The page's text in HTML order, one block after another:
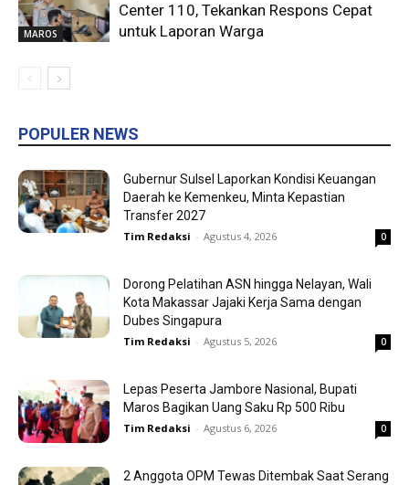
MAROS
Center 110, Tekankan Respons Cepat
untuk Laporan Warga
POPULER NEWS
Gubernur Sulsel Laporkan Kondisi Keuangan
Daerah ke Kemenkeu, Minta Kepastian
Transfer 2027
Tim Redaksi - Agustus 4, 2026 0
Dorong Pelatihan ASN hingga Nelayan, Wali
Kota Makassar Jajaki Kerja Sama dengan
Dubes Singapura
Tim Redaksi - Agustus 5, 2026 0
Lepas Peserta Jambore Nasional, Bupati
Maros Bagikan Uang Saku Rp 500 Ribu
Tim Redaksi - Agustus 6, 2026 0
2 Anggota OPM Tewas Ditembak Saat Serang